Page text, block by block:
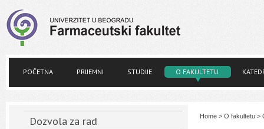
POČETNA PRIJEMNI STUDIJE O FAKULTETU
Dozvola za rad
Home > O fakultetu >